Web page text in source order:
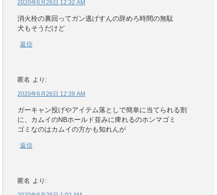
2020年6月26日 12:32 AM
消火栓の裏回ってガン逃げすんの辞めろ時間の無駄
犬もそうだけど
返信
匿名 より:
2020年6月26日 12:39 AM
ガーキャン投げやアイテム落としで簡単に当てられる割
に、カムイのNBホールド並みに痺れるのホンマゴミ
ゴミなのはカムイの方かも知れんが
返信
匿名 より: